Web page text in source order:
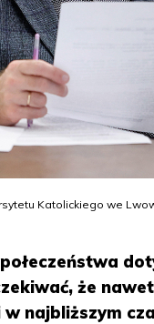
Katolickiego we
że
najbliższym